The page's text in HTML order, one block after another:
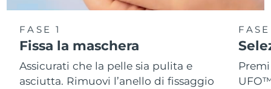
FASE 1
Fissa la maschera
Assicurati che la pelle sia pulita e
asciutta. Rimuovi l’anello di fissaggio